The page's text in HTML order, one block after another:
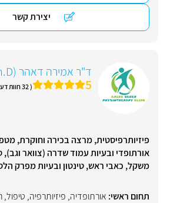
יצירת קשר
ד"ר אמירה דאהר (Ph.D)
5 ( 32 חוות דעת )
פיזיותרפיסטית, מרצה בכירה וחוקרת,
אורתופדי ובעיות עמוד שדרה (צוואר וגב),
משקל, כאבי ראש, טינטון ובעיות מפרק
תחום ראשי: אורתופדיה, פיזיותרפיה, טיפול,